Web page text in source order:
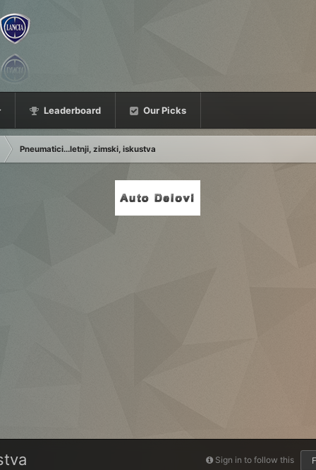
Leaderboard Our Picks
Pneumatici...letnji, zimski, iskustva
Sign in to follow this